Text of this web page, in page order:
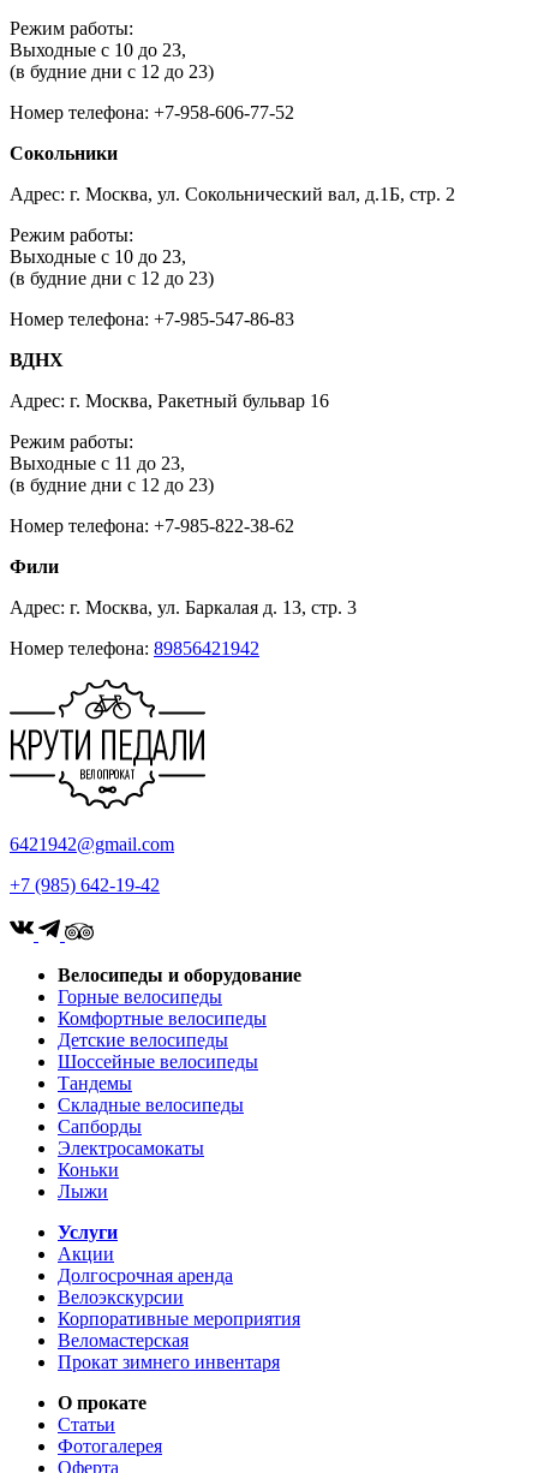
Режим работы:
Выходные с 10 до 23,
(в будние дни с 12 до 23)
Номер телефона: +7-958-606-77-52
Сокольники
Адрес: г. Москва, ул. Сокольнический вал, д.1Б, стр. 2
Режим работы:
Выходные с 10 до 23,
(в будние дни с 12 до 23)
Номер телефона: +7-985-547-86-83
ВДНХ
Адрес: г. Москва, Ракетный бульвар 16
Режим работы:
Выходные с 11 до 23,
(в будние дни с 12 до 23)
Номер телефона: +7-985-822-38-62
Фили
Адрес: г. Москва, ул. Баркалая д. 13, стр. 3
Номер телефона: 89856421942
6421942@gmail.com
+7 (985) 642-19-42
Велосипеды и оборудование
Горные велосипеды
Комфортные велосипеды
Детские велосипеды
Шоссейные велосипеды
Тандемы
Складные велосипеды
Сапборды
Электросамокаты
Коньки
Лыжи
Услуги
Акции
Долгосрочная аренда
Велоэкскурсии
Корпоративные мероприятия
Веломастерская
Прокат зимнего инвентаря
О прокате
Статьи
Фотогалерея
Оферта